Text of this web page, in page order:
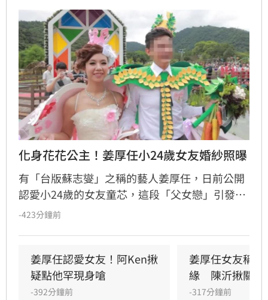
化身花花公主！姜厚任小24歲女友婚紗照曝
有「台版蘇志燮」之稱的藝人姜厚任，日前公開
認愛小24歲的女友童芯，這段「父女戀」引發高
度關注。隨之而來的是女方過往經歷遭起底，包
活瞬間變成外界口中的「偵探片」，姜厚任展現
霸氣，公開力挺女友，強調無論對方過去如何，
他都深信童芯的人品，並表示自己不會受流言蜚
-423分鐘前
姜厚任認愛女友！阿Ken揪
疑點他罕現身嗆
-392分鐘前
姜厚任女友稱
緣　陳沂揪關鍵
-317分鐘前